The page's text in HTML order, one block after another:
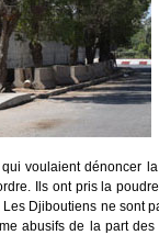
voulaient dénoncer
Ils ont pris la
Djiboutiens ne sont
abusifs de la part